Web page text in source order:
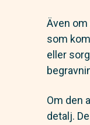
Även om
som
eller
Om den
detalj.